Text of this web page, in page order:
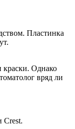
Пластинка
краски. Однако
вряд ли
Crest.